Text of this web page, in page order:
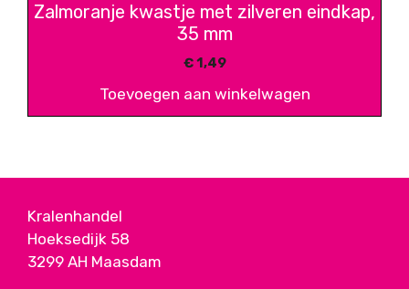
Zalmoranje kwastje met zilveren eindkap,
35 mm
€1,49
Toevoegen aan winkelwagen
Kralenhandel
Hoeksedijk 58
3299 AH Maasdam